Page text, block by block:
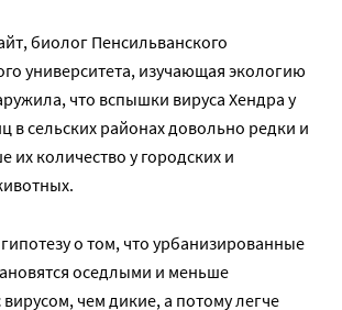
биолог Пенсильванского
университета, изучающая экологию
что вспышки вируса Хендра у
в сельских районах довольно редки и
их количество у городских и
о том, что урбанизированные
оседлыми и меньше
вирусом, чем дикие, а потому легче